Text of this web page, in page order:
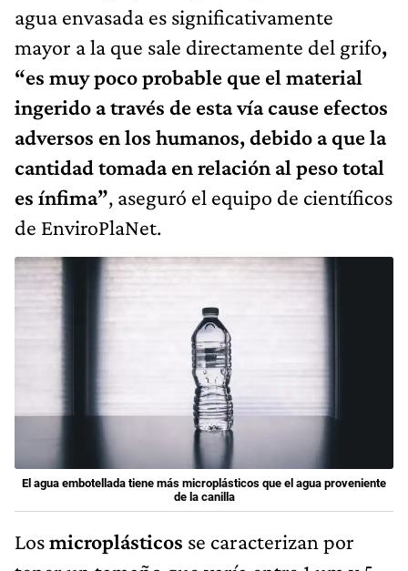
agua envasada es significativamente
mayor a la que sale directamente del grifo,
“es muy poco probable que el material
ingerido a través de esta vía cause efectos
adversos en los humanos, debido a que la
cantidad tomada en relación al peso total
es ínfima”, aseguró el equipo de científicos
de EnviroPlaNet.
El agua embotellada tiene más microplásticos que el agua proveniente
de la canilla
Losmicroplásticos se caracterizan por